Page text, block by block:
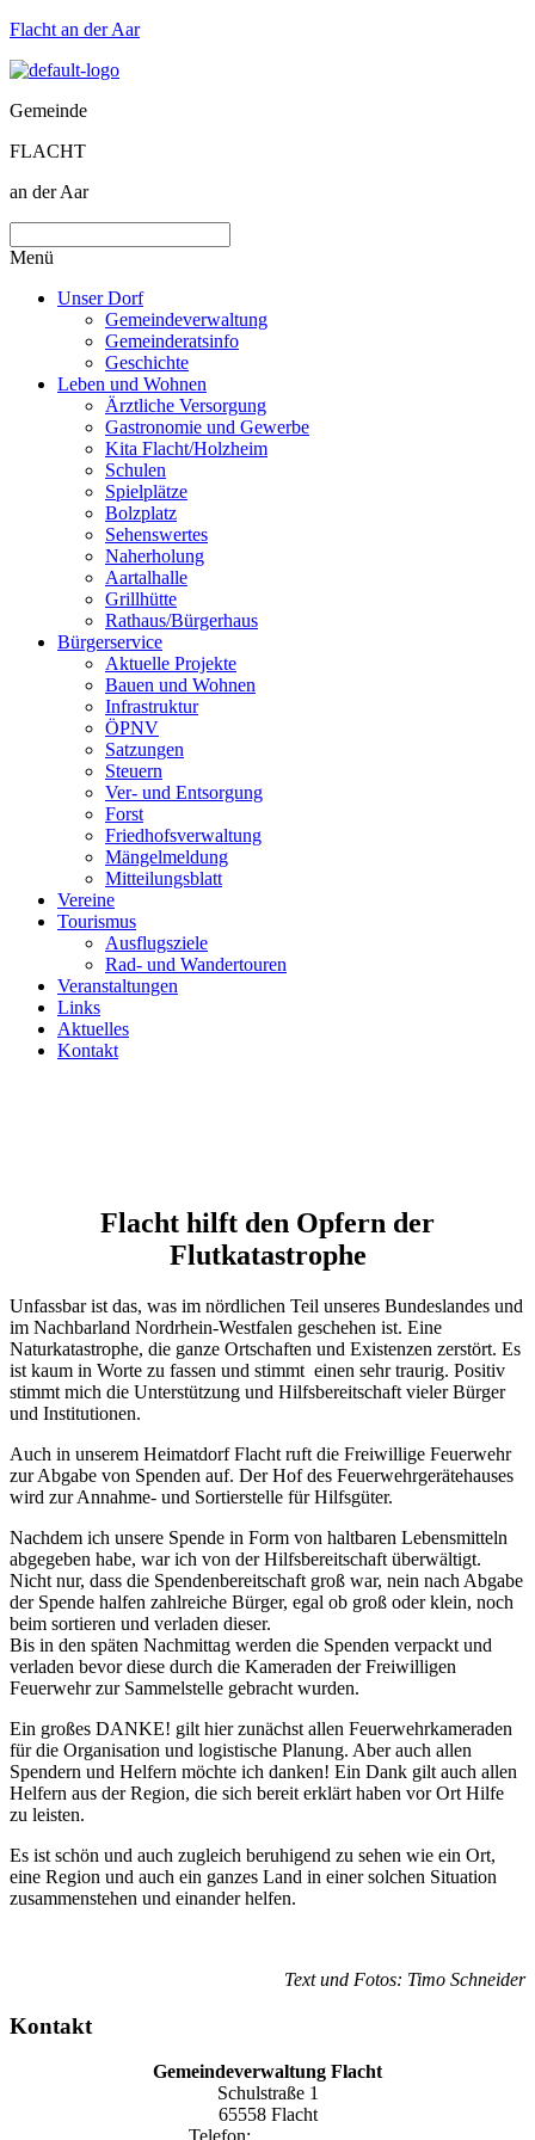
Flacht an der Aar
Gemeinde
FLACHT
an der Aar
Menü
Unser Dorf
Gemeindeverwaltung
Gemeinderatsinfo
Geschichte
Leben und Wohnen
Ärztliche Versorgung
Gastronomie und Gewerbe
Kita Flacht/Holzheim
Schulen
Spielplätze
Bolzplatz
Sehenswertes
Naherholung
Aartalhalle
Grillhütte
Rathaus/Bürgerhaus
Bürgerservice
Aktuelle Projekte
Bauen und Wohnen
Infrastruktur
ÖPNV
Satzungen
Steuern
Ver- und Entsorgung
Forst
Friedhofsverwaltung
Mängelmeldung
Mitteilungsblatt
Vereine
Tourismus
Ausflugsziele
Rad- und Wandertouren
Veranstaltungen
Links
Aktuelles
Kontakt
Flacht hilft den Opfern der
Flutkatastrophe
Unfassbar ist das, was im nördlichen Teil unseres Bundeslandes und
im Nachbarland Nordrhein-Westfalen geschehen ist. Eine
Naturkatastrophe, die ganze Ortschaften und Existenzen zerstört. Es
ist kaum in Worte zu fassen und stimmt einen sehr traurig. Positiv
stimmt mich die Unterstützung und Hilfsbereitschaft vieler Bürger
und Institutionen.
Auch in unserem Heimatdorf Flacht ruft die Freiwillige Feuerwehr
zur Abgabe von Spenden auf. Der Hof des Feuerwehrgerätehauses
wird zur Annahme- und Sortierstelle für Hilfsgüter.
Nachdem ich unsere Spende in Form von haltbaren Lebensmitteln
abgegeben habe, war ich von der Hilfsbereitschaft überwältigt.
Nicht nur, dass die Spendenbereitschaft groß war, nein nach Abgabe
der Spende halfen zahlreiche Bürger, egal ob groß oder klein, noch
beim sortieren und verladen dieser.
Bis in den späten Nachmittag werden die Spenden verpackt und
verladen bevor diese durch die Kameraden der Freiwilligen
Feuerwehr zur Sammelstelle gebracht wurden.
Ein großes DANKE! gilt hier zunächst allen Feuerwehrkameraden
für die Organisation und logistische Planung. Aber auch allen
Spendern und Helfern möchte ich danken! Ein Dank gilt auch allen
Helfern aus der Region, die sich bereit erklärt haben vor Ort Hilfe
zu leisten.
Es ist schön und auch zugleich beruhigend zu sehen wie ein Ort,
eine Region und auch ein ganzes Land in einer solchen Situation
zusammenstehen und einander helfen.
Text und Fotos: Timo Schneider
Kontakt
Gemeindeverwaltung Flacht
Schulstraße 1
65558 Flacht